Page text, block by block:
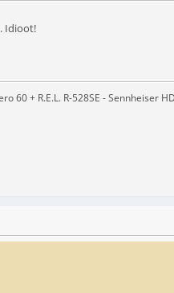
Idioot!
+ R.E.L. R-528SE - Sennheiser